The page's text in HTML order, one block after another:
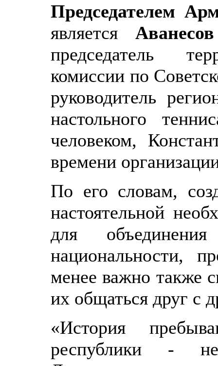
Председателем
является
председатель
комиссии по
руководитель
настольного
человеком,
времени
По его словам,
настоятельной
для объединения
национальности,
менее важно также
их общаться друг с
«История
республики -